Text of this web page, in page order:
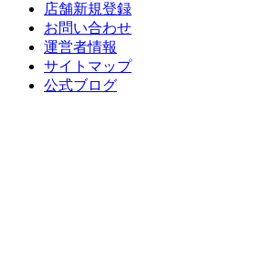
店舗新規登録
お問い合わせ
運営者情報
サイトマップ
公式ブログ